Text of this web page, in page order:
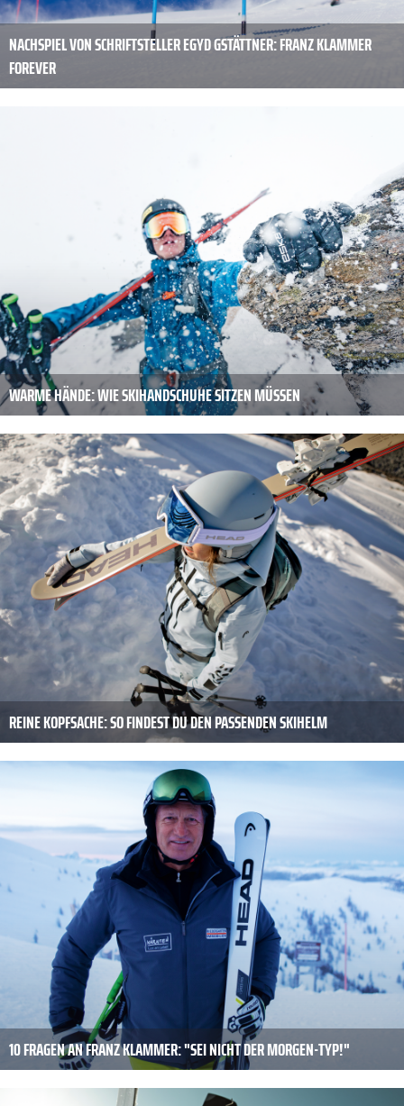
NACHSPIEL VON SCHRIFTSTELLER EGYD GSTÄTTNER: FRANZ KLAMMER
FOREVER
WARME HÄNDE: WIE SKIHANDSCHUHE SITZEN MÜSSEN
REINE KOPFSACHE: SO FINDEST DU DEN PASSENDEN SKIHELM
10 FRAGEN AN FRANZ KLAMMER: "SEI NICHT DER MORGEN-TYP!"